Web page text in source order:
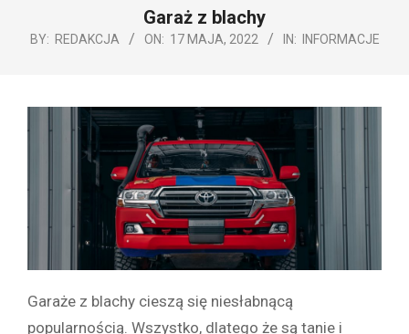
Menu
Garaż z blachy
BY: REDAKCJA ON: 17 MAJA, 2022 IN: INFORMACJE
Garaże z blachy cieszą się niesłabnącą
popularnością. Wszystko, dlatego że są tanie i